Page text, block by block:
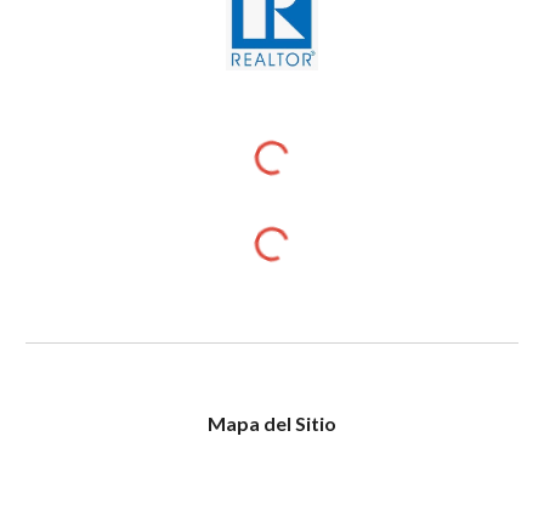
Mapa del Sitio